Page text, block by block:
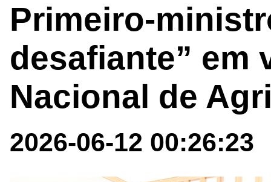
Primeiro-
desafiante” em
Nacional de
2026-06-12 00:26:23